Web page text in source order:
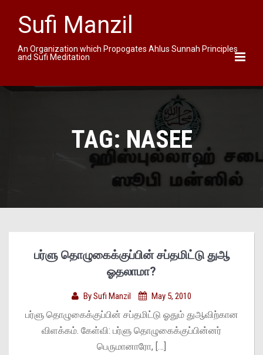
Sufi Manzil
An Organization which Propogates Ahlus Sunnah Principles
and Sufi Meditation
TAG: NASEE
பர்ளு தொழுகைக்குப்பின் சப்தமிட்டு துஆ
ஓதலாமா?
BySufi Manzil May 5, 2010
பர்ளு தொழுகைக்குப்பின் சப்தமிட்டு ஓதும் துஆவிற்கான
விளக்கம். கேள்வி: பர்ளு தொழுகைக்குப்பின்னர்
பெருமானாரோ, […]